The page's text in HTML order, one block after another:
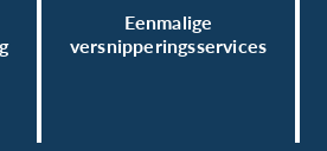
Eenmalige
versnipperingsservices